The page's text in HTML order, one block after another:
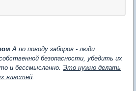
А по поводу заборов - люди
безопасности, убедить их
и бессмысленно. Это нужно делать
властей